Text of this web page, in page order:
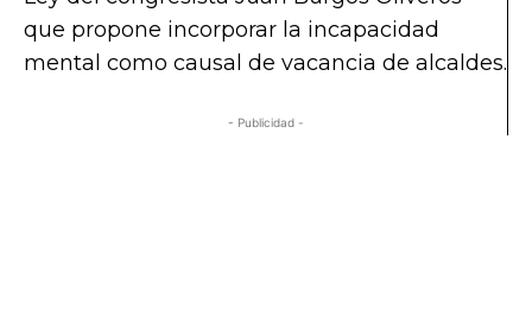
que propone incorporar la incapacidad
mental como causal de vacancia de alcaldes.
- Publicidad -